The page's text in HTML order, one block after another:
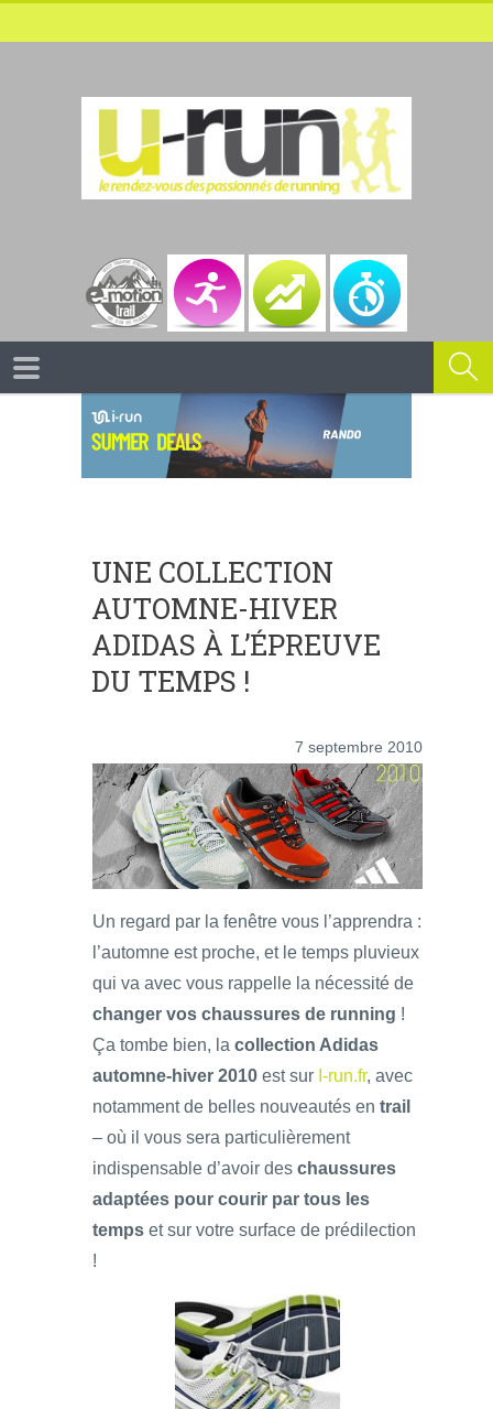
UNE COLLECTION
AUTOMNE-HIVER
ADIDAS À L’ÉPREUVE
DU TEMPS !
7 septembre 2010
Un regard par la fenêtre vous l’apprendra :
l’automne est proche, et le temps pluvieux
qui va avec vous rappelle la nécessité de
changer vos chaussures de running !
Ça tombe bien, la collection Adidas
automne-hiver 2010 est sur I-run.fr, avec
notamment de belles nouveautés en trail
– où il vous sera particulièrement
indispensable d’avoir des chaussures
adaptées pour courir par tous les
temps et sur votre surface de prédilection
!